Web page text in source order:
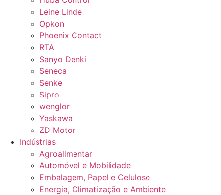
Leine Linde
Opkon
Phoenix Contact
RTA
Sanyo Denki
Seneca
Senke
Sipro
wenglor
Yaskawa
ZD Motor
Indústrias
Agroalimentar
Automóvel e Mobilidade
Embalagem, Papel e Celulose
Energia, Climatização e Ambiente